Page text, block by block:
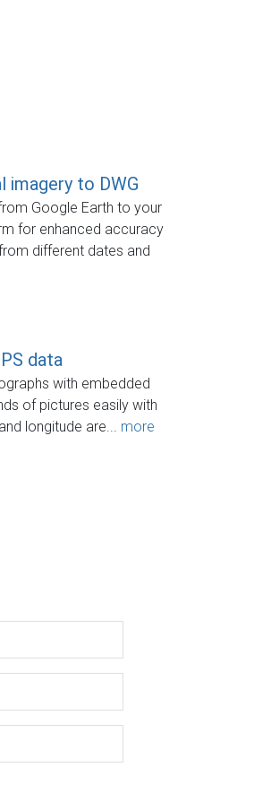
imagery to DWG
Google Earth to your
for enhanced accuracy
different dates and
data
with embedded
of pictures easily with
longitude are... more